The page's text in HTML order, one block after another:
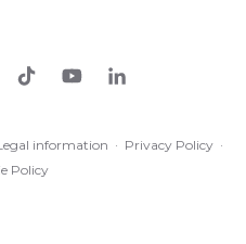
information · Privacy Policy ·
Policy